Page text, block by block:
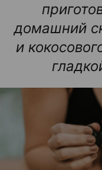
домашний
и